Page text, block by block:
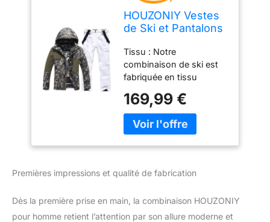
HOUZONIY Vestes
de Ski et Pantalons
Hommes Vent
Étanche Ensemble
Ski Deux Pièces
Ensemble De
Pantalons De
Vestes De Ski pour
Les Sports
d'hiver(359+Blanc
Tissu : Notre
combinaison de ski est
fabriquée en tissu
en velours doux et
confortable de haute
qualité ; excellente
veste de snowboard
d'un chapeau amovible,
d'un col coupe-vent
169,99 €
Premières impressions et qualité de fabrication
Dès la première prise en main, la combinaison HOUZONIY
pour homme retient l’attention par son allure moderne et